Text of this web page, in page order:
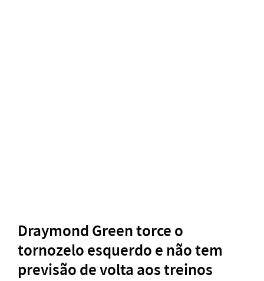
Draymond Green torce o
tornozelo esquerdo e não tem
previsão de volta aos treinos